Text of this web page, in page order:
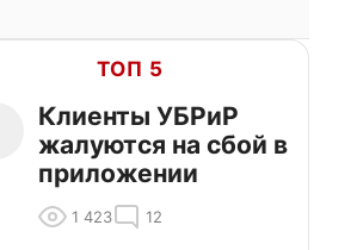
ТОП 5
Клиенты УБРиР
жалуются на сбой в
приложении
1 423 12